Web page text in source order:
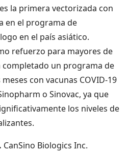
la primera vectorizada con
en el programa de
en el país asiático.
refuerzo para mayores de
completado un programa de
con vacunas COVID-19
o Sinovac, ya que
los niveles de
CanSino Biologics Inc.